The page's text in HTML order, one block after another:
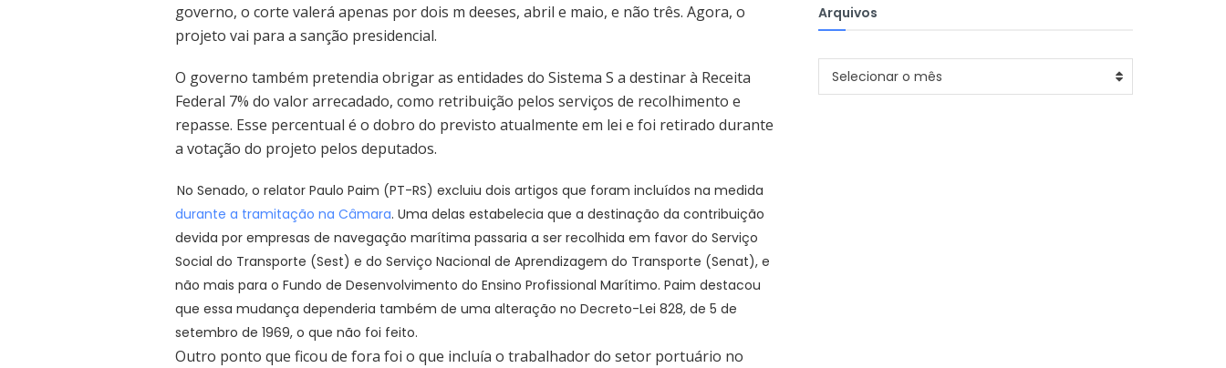
governo, o corte valerá apenas por dois m deeses, abril e maio, e não três. Agora, o
projeto vai para a sanção presidencial.
O governo também pretendia obrigar as entidades do Sistema S a destinar à Receita
Federal 7% do valor arrecadado, como retribuição pelos serviços de recolhimento e
repasse. Esse percentual é o dobro do previsto atualmente em lei e foi retirado durante
a votação do projeto pelos deputados.
No Senado, o relator Paulo Paim (PT-RS) excluiu dois artigos que foram incluídos na medida
durante a tramitação na Câmara. Uma delas estabelecia que a destinação da contribuição
devida por empresas de navegação marítima passaria a ser recolhida em favor do Serviço
Social do Transporte (Sest) e do Serviço Nacional de Aprendizagem do Transporte (Senat), e
não mais para o Fundo de Desenvolvimento do Ensino Profissional Marítimo. Paim destacou
que essa mudança dependeria também de uma alteração no Decreto-Lei 828, de 5 de
setembro de 1969, o que não foi feito.
Outro ponto que ficou de fora foi o que incluía o trabalhador do setor portuário no
Arquivos
Arquivos
Selecionar o mês